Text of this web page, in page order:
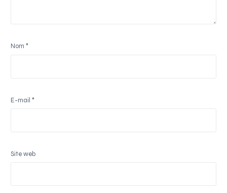
Nom*
E-mail*
Site web